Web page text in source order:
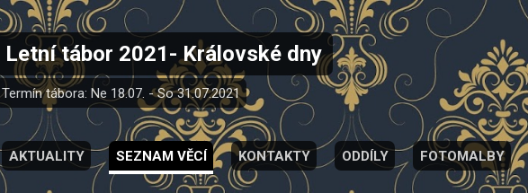
Přeskočit na hlavní obsah
Letní tábor 2021- Královské dny
Termín tábora: Ne 18.07. - So 31.07.2021
AKTUALITY SEZNAM VĚCÍ KONTAKTY ODDÍLY FOTOMALBY